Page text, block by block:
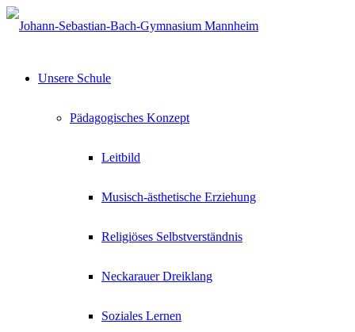
Unsere Schule
Pädagogisches Konzept
Leitbild
Musisch-ästhetische Erziehung
Religiöses Selbstverständnis
Neckarauer Dreiklang
Soziales Lernen